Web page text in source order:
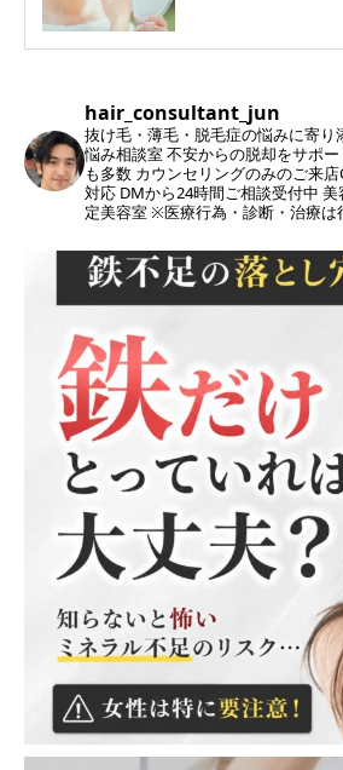
hair_consultant_jun
抜け毛・薄毛・脱毛症の悩みに寄り
悩み相談室不安からの脱却をサポー
も多数 カウンセリングのみのご来店
対応 DMから24時間ご相談受付中 美
定美容室※医療行為・診断・治療は